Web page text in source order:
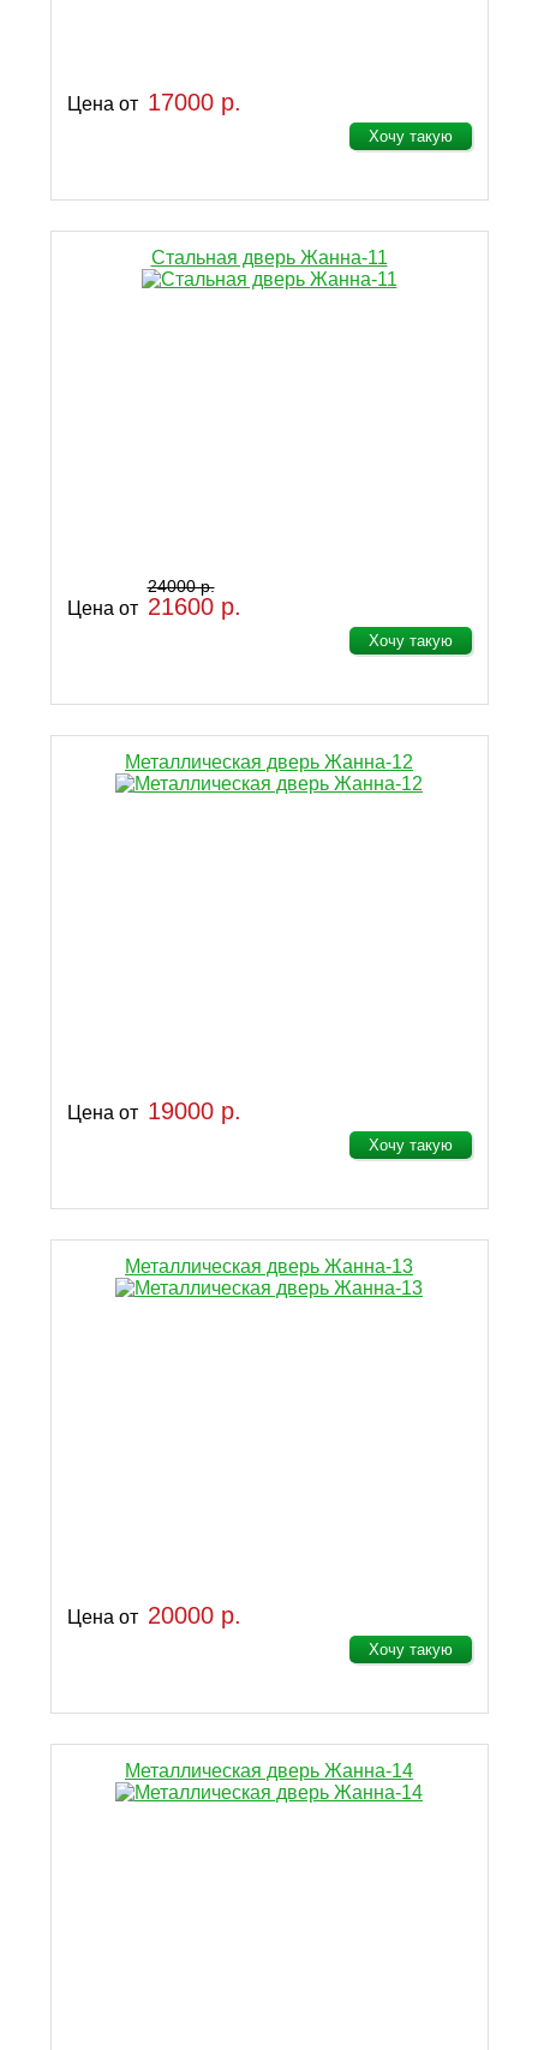
Цена от 17000 р.
Хочу такую
Стальная дверь Жанна-11
Цена от
24000 р.
21600 р.
Хочу такую
Металлическая дверь Жанна-12
Цена от 19000 р.
Хочу такую
Металлическая дверь Жанна-13
Цена от 20000 р.
Хочу такую
Металлическая дверь Жанна-14